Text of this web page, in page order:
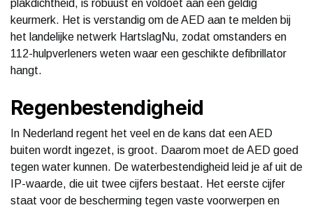
plakdichtheid, is robuust en voldoet aan een geldig
keurmerk. Het is verstandig om de AED aan te melden bij
het landelijke netwerk HartslagNu, zodat omstanders en
112-hulpverleners weten waar een geschikte defibrillator
hangt.
Regenbestendigheid
In Nederland regent het veel en de kans dat een AED
buiten wordt ingezet, is groot. Daarom moet de AED goed
tegen water kunnen. De waterbestendigheid leid je af uit de
IP-waarde, die uit twee cijfers bestaat. Het eerste cijfer
staat voor de bescherming tegen vaste voorwerpen en